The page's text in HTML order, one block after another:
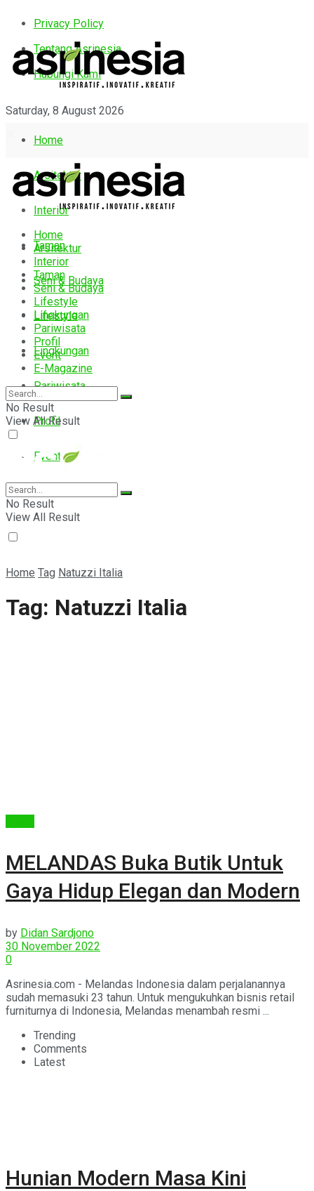
Privacy Policy
Tentang Asrinesia
Hubungi Kami
Saturday, 8 August 2026
Home
Arsitektur
Interior
Taman
Seni & Budaya
Lifestyle
Lingkungan
Pariwisata
Profil
Event
E-Magazine
Home
Arsitektur
Interior
Taman
Seni & Budaya
Lifestyle
Lingkungan
Pariwisata
Profil
Event
E-Magazine
No Result
View All Result
No Result
View All Result
Home Tag Natuzzi Italia
Tag: Natuzzi Italia
MELANDAS Buka Butik Untuk
Gaya Hidup Elegan dan Modern
by Didan Sardjono
30 November 2022
0
Asrinesia.com - Melandas Indonesia dalam perjalanannya
sudah memasuki 23 tahun. Untuk mengukuhkan bisnis retail
furniturnya di Indonesia, Melandas menambah resmi ...
Trending
Comments
Latest
Hunian Modern Masa Kini